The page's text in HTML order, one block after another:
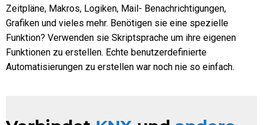
Zeitpläne, Makros, Logiken, Mail- Benachrichtigungen,
Grafiken und vieles mehr. Benötigen sie eine spezielle
Funktion? Verwenden sie Skriptsprache um ihre eigenen
Funktionen zu erstellen. Echte benutzerdefinierte
Automatisierungen zu erstellen war noch nie so einfach.